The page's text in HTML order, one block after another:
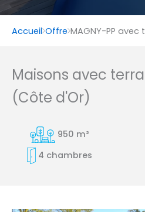
Accueil Offre MAGNY-PP avec
Maisons avec
(Côte d'Or)
950 m²
4 chambres